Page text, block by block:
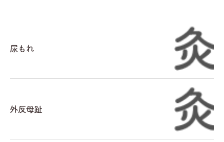
尿もれ
外反母趾